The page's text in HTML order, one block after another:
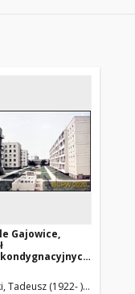
Gajowice,
Wrocław
Tadeusz (1922- ). Fotograf